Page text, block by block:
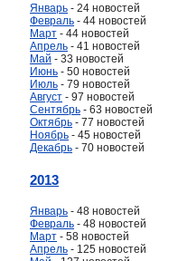
Январь - 24 новостей
Февраль - 44 новостей
Март - 44 новостей
Апрель - 41 новостей
Май - 33 новостей
Июнь - 50 новостей
Июль - 79 новостей
Август - 97 новостей
Сентябрь - 63 новостей
Октябрь - 77 новостей
Ноябрь - 45 новостей
Декабрь - 70 новостей
2013
Январь - 48 новостей
Февраль - 48 новостей
Март - 58 новостей
Апрель - 125 новостей